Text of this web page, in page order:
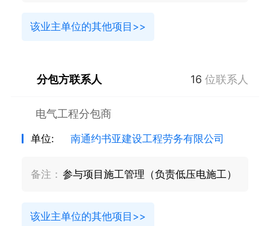
该业主单位的其他项目>>
分包方联系人 16 位联系人
电气工程分包商
单位: 南通约书亚建设工程劳务有限公司
备注： 参与项目施工管理（负责低压电施工）
该业主单位的其他项目>>